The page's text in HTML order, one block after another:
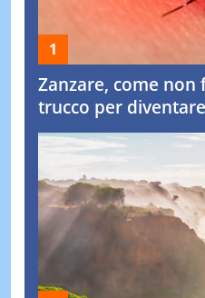
Zanzare, come non
trucco per